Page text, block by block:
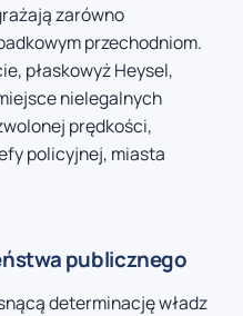
zarówno
przechodniom.
płaskowyż Heysel,
nielegalnych
prędkości,
policyjnej, miasta
publicznego
determinację władz